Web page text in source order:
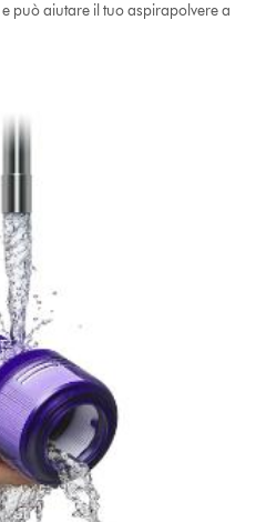
può aiutare il tuo aspirapolvere a